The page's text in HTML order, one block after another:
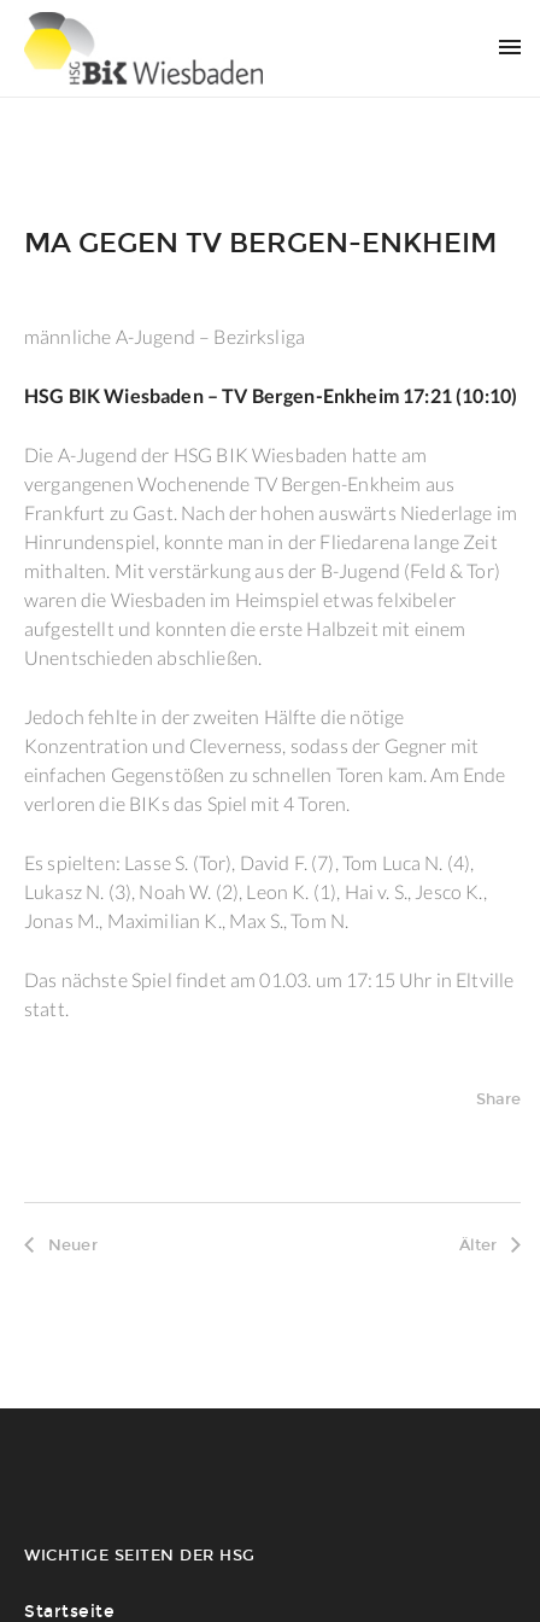
MA GEGEN TV BERGEN-ENKHEIM
männliche A-Jugend – Bezirksliga
HSG BIK Wiesbaden – TV Bergen-Enkheim 17:21 (10:10)
Die A-Jugend der HSG BIK Wiesbaden hatte am
vergangenen Wochenende TV Bergen-Enkheim aus
Frankfurt zu Gast. Nach der hohen auswärts Niederlage im
Hinrundenspiel, konnte man in der Fliedarena lange Zeit
mithalten. Mit verstärkung aus der B-Jugend (Feld & Tor)
waren die Wiesbaden im Heimspiel etwas felxibeler
aufgestellt und konnten die erste Halbzeit mit einem
Unentschieden abschließen.
Jedoch fehlte in der zweiten Hälfte die nötige
Konzentration und Cleverness, sodass der Gegner mit
einfachen Gegenstößen zu schnellen Toren kam. Am Ende
verloren die BIKs das Spiel mit 4 Toren.
Es spielten: Lasse S. (Tor), David F. (7), Tom Luca N. (4),
Lukasz N. (3), Noah W. (2), Leon K. (1), Hai v. S., Jesco K.,
Jonas M., Maximilian K., Max S., Tom N.
Das nächste Spiel findet am 01.03. um 17:15 Uhr in Eltville
statt.
Share
Neuer Älter
WICHTIGE SEITEN DER HSG
Startseite